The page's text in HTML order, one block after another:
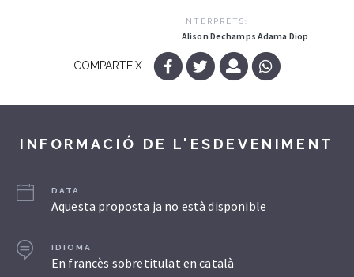
INTÈRPRETS:
Alison Dechamps Adama Diop
COMPARTEIX
INFORMACIÓ DE L'ESDEVENIMENT
DATA
Aquesta proposta ja no està disponible
IDIOMA
En francès sobretitulat en català